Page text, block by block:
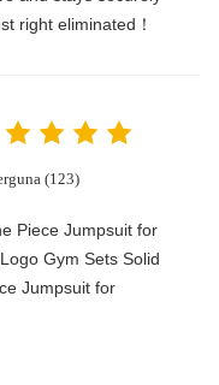
right eliminated！
(123)
Piece Jumpsuit for
Gym Sets Solid
Jumpsuit for